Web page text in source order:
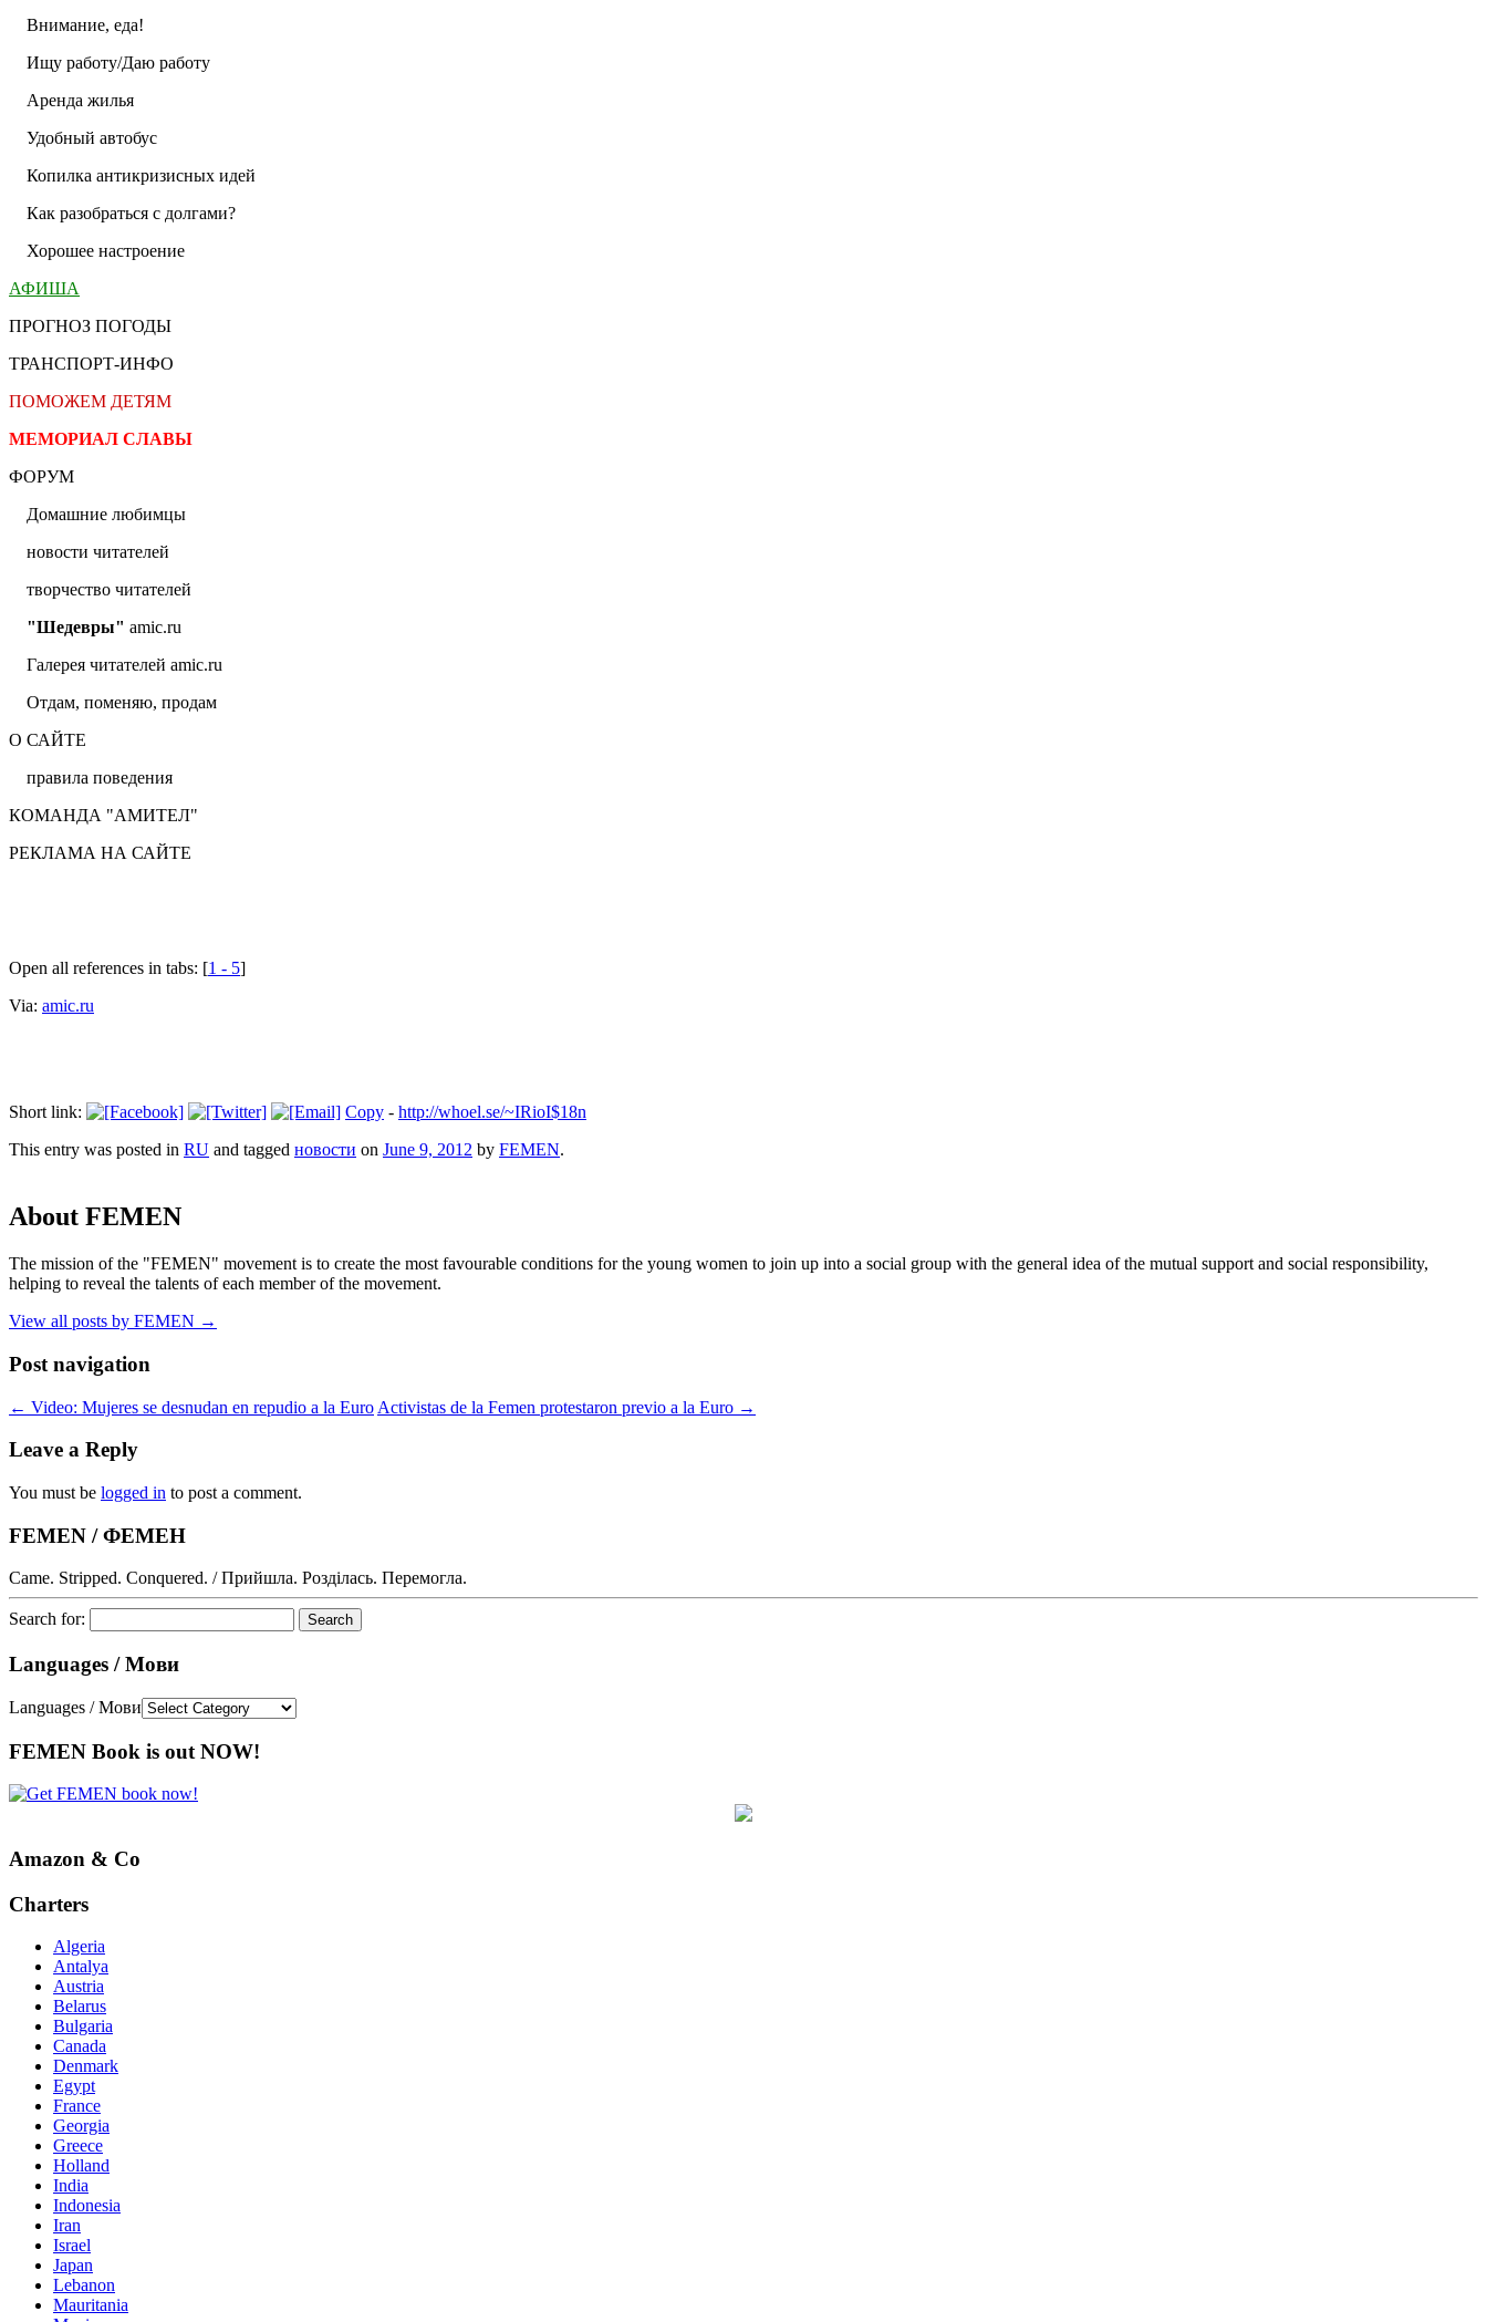
Внимание, еда!
Ищу работу/Даю работу
Аренда жилья
Удобный автобус
Копилка антикризисных идей
Как разобраться с долгами?
Хорошее настроение
АФИША
ПРОГНОЗ ПОГОДЫ
ТРАНСПОРТ-ИНФО
ПОМОЖЕМ ДЕТЯМ
МЕМОРИАЛ СЛАВЫ
ФОРУМ
Домашние любимцы
новости читателей
творчество читателей
"Шедевры" amic.ru
Галерея читателей amic.ru
Отдам, поменяю, продам
О САЙТЕ
правила поведения
КОМАНДА "АМИТЕЛ"
РЕКЛАМА НА САЙТЕ
Open all references in tabs: [1 - 5]
Via: amic.ru
Short link: Copy - http://whoel.se/~IRioI$18n
This entry was posted in RU and tagged новости on June 9, 2012 by FEMEN.
About FEMEN
The mission of the "FEMEN" movement is to create the most favourable conditions for the young women to join up into a social group with the general idea of the mutual support and social responsibility,
helping to reveal the talents of each member of the movement.
View all posts by FEMEN →
Post navigation
← Video: Mujeres se desnudan en repudio a la Euro Activistas de la Femen protestaron previo a la Euro →
Leave a Reply
You must be logged in to post a comment.
FEMEN / ФЕМЕН
Came. Stripped. Conquered. / Прийшла. Розділась. Перемогла.
Search for:
Languages / Мови
Languages / Мови
FEMEN Book is out NOW!
Amazon & Co
Charters
Algeria
Antalya
Austria
Belarus
Bulgaria
Canada
Denmark
Egypt
France
Georgia
Greece
Holland
India
Indonesia
Iran
Israel
Japan
Lebanon
Mauritania